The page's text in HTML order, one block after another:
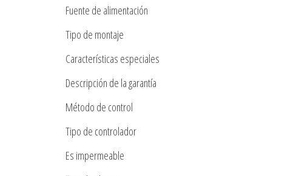
Fuente de alimentación
Tipo de montaje
Características especiales
Descripción de la garantía
Método de control
Tipo de controlador
Es impermeable